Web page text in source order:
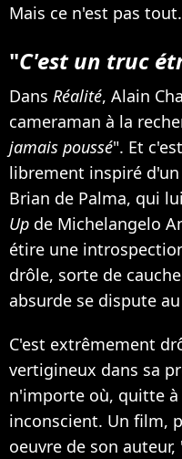
Mais ce n'est pas
"C'est un truc
Dans Réalité, Alain
cameraman à la
jamais poussé". Et
librement inspiré
Brian de Palma, qui
Up de Michelangelo
étire une
drôle, sorte de
absurde se dispute
C'est extrêmement
vertigineux dans sa
n'importe où, quitte
inconscient. Un film,
oeuvre de son auteur,